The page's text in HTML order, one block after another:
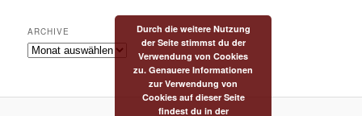
ARCHIVE
Archive
Durch die weitere Nutzung
der Seite stimmst du der
Verwendung von Cookies
zu. Genauere Informationen
zur Verwendung von
Cookies auf dieser Seite
findest du in der